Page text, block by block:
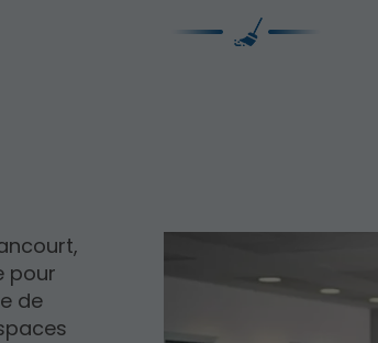
pour
de